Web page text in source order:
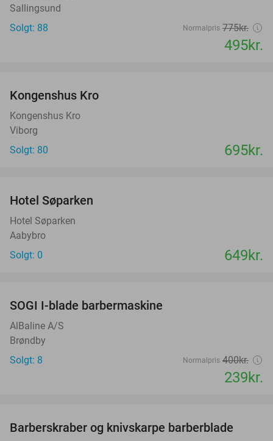
Sallingsund
Solgt: 88
Normalpris 775kr.
495kr.
Kongenshus Kro
Kongenshus Kro
Viborg
Solgt: 80
695kr.
Hotel Søparken
Hotel Søparken
Aabybro
Solgt: 0
649kr.
SOGI I-blade barbermaskine
AlBaline A/S
Brøndby
Solgt: 8
Normalpris 400kr.
239kr.
Barberskraber og knivskarpe barberblade